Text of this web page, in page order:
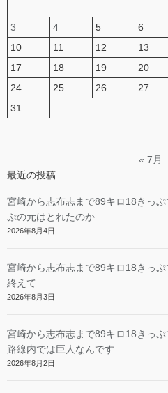
3
4 5 6
10
11 12 13
17
18 19 20
24
25 26 27
31
« 7月
最近の投稿
宮崎から志布志まで89キロ18きっ
ぷの元はとれたのか
2026年8月4日
宮崎から志布志まで89キロ18きっ
終えて
2026年8月3日
宮崎から志布志まで89キロ18きっ
路線内では巨人なんです
2026年8月2日